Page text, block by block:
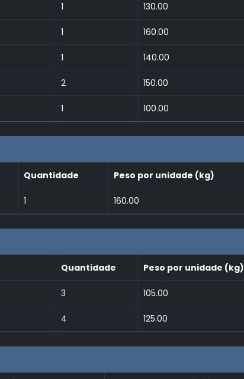
1 130.00
1 160.00
1 140.00
2 150.00
1 100.00
Quantidade Peso por unidade (kg)
1 160.00
Quantidade Peso por unidade (kg)
3 105.00
4 125.00